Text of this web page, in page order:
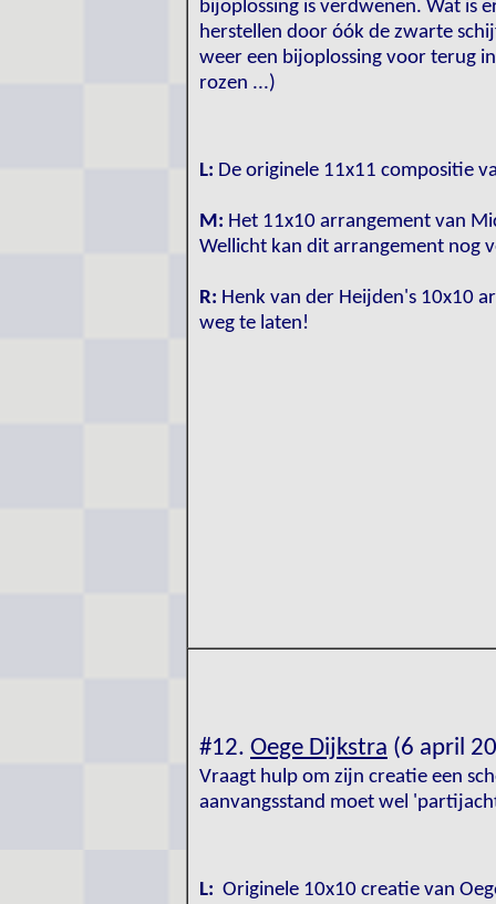
bijoplossing is verdwenen. Wat is
herstellen door óók de zwarte
weer een bijoplossing voor terug
rozen ...)
L: De originele 11x11 compositie
M: Het 11x10 arrangement van
Wellicht kan dit arrangement nog
R: Henk van der Heijden's 10x10
weg te laten!
#12. Oege Dijkstra (6 april
Vraagt hulp om zijn creatie een
aanvangsstand moet wel
L: Originele 10x10 creatie van